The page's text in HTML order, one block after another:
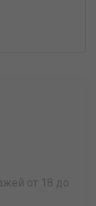
от 18 до